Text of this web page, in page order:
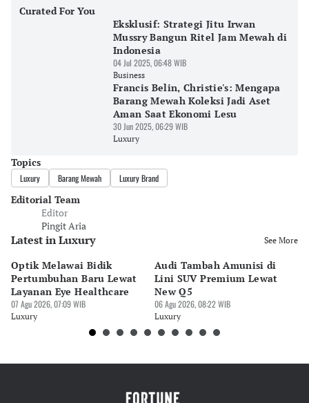
Curated For You
Eksklusif: Strategi Jitu Irwan
Mussry Bangun Ritel Jam Mewah di
Indonesia
04 Jul 2025, 06:48 WIB
Business
Francis Belin, Christie's: Mengapa
Barang Mewah Koleksi Jadi Aset
Aman Saat Ekonomi Lesu
30 Jun 2025, 06:29 WIB
Luxury
Topics
Luxury Barang Mewah Luxury Brand
Editorial Team
Editor
Pingit Aria
Latest in Luxury See More
Optik Melawai Bidik
Pertumbuhan Baru Lewat
Layanan Eye Healthcare
07 Agu 2026, 07:09 WIB
Luxury
Audi Tambah Amunisi di
Lini SUV Premium Lewat
New Q5
06 Agu 2026, 08:22 WIB
Luxury